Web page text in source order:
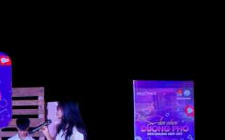
hoạt động nha khoa,